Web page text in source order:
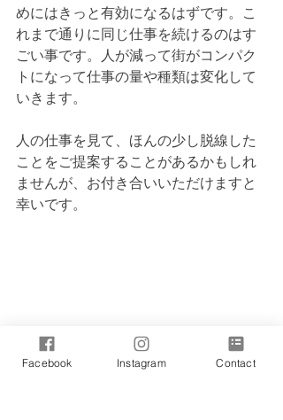
めにはきっと有効になるはずです。こ
れまで通りに同じ仕事を続けるのはす
ごい事です。人が減って街がコンパク
トになって仕事の量や種類は変化して
いきます。
人の仕事を見て、ほんの少し脱線した
ことをご提案することがあるかもしれ
ませんが、お付き合いいただけますと
幸いです。
Facebook Instagram Contact